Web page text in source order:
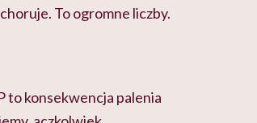
To ogromne liczby.
to konsekwencja palenia